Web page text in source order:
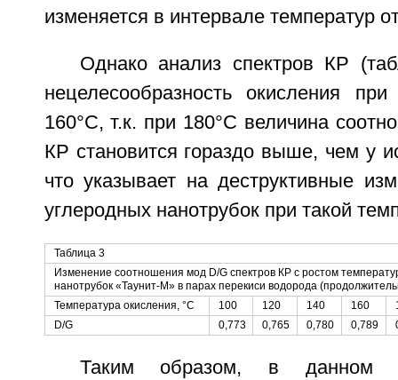
изменяется в интервале температур
Однако анализ спектров КР
нецелесообразность окисления
160°C, т.к. при 180°C величина
КР становится гораздо выше, чем у
что указывает на деструктивные
углеродных нанотрубок при такой
Таблица 3
Изменение соотношения мод D/G спектров КР с ростом
нанотрубок «Таунит-М» в парах перекиси водорода
Температура окисления, °C
100 120 140 160
D/G
0,773 0,765 0,780 0,789
Таким образом, в данном